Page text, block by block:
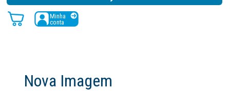
Minha
conta
Nova Imagem